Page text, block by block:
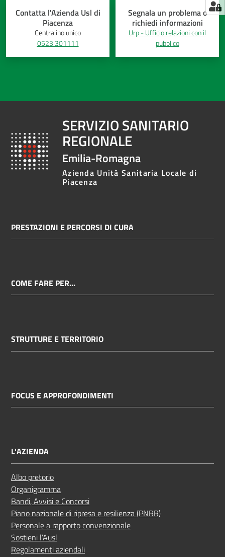
Contatta l'Azienda Usl di
Piacenza
Centralino unico
0523.301111
Segnala un problema o
richiedi informazioni
Urp - Ufficio relazioni con il
pubblico
SERVIZIO SANITARIO
REGIONALE
Emilia-Romagna
Azienda Unità Sanitaria Locale di
Piacenza
PRESTAZIONI E PERCORSI DI CURA
COME FARE PER...
STRUTTURE E TERRITORIO
FOCUS E APPROFONDIMENTI
L'AZIENDA
Albo pretorio
Organigramma
Bandi, Avvisi e Concorsi
Piano nazionale di ripresa e resilienza (PNRR)
Personale a rapporto convenzionale
Sostieni l’Ausl
Regolamenti aziendali